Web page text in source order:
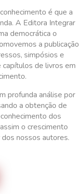
é que a
A Editora Integrar
democrática o
a publicação
simpósios e
de livros em
profunda análise por
a obtenção de
dos
o crescimento
nossos autores.